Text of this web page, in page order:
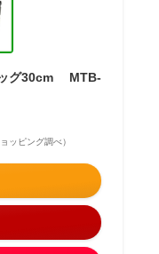
グ30cm MTB-
ッピング調べ）